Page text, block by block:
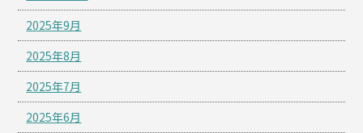
2025年9月
2025年8月
2025年7月
2025年6月